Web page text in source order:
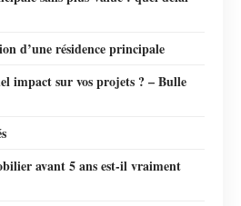
d’une résidence principale
impact sur vos projets ? – Bulle
avant 5 ans est-il vraiment